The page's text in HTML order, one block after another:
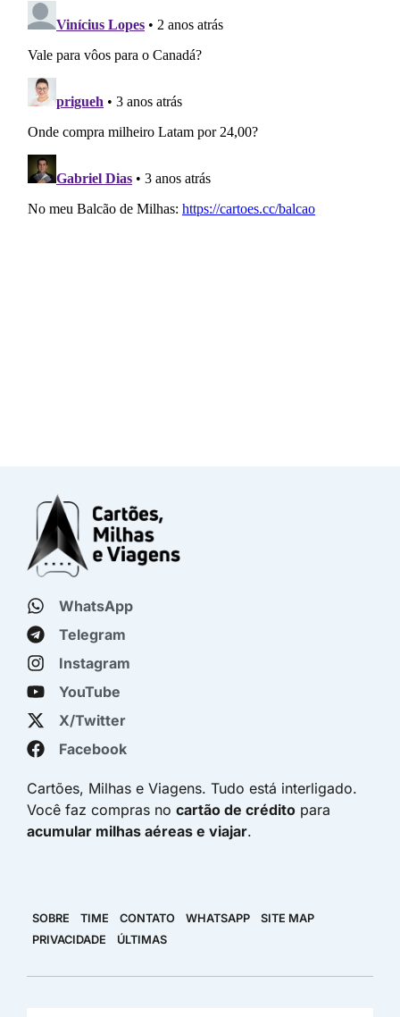
WhatsApp
Telegram
Instagram
YouTube
X/Twitter
Facebook
Cartões, Milhas e Viagens. Tudo está interligado.
Você faz compras no cartão de crédito para
acumular milhas aéreas e viajar.
SOBRE TIME CONTATO WHATSAPP
SITE MAP
PRIVACIDADE
ÚLTIMAS